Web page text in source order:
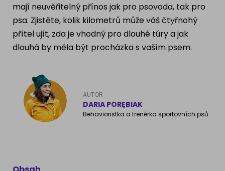
Německý ovčák
Atlas psů
mají neuvěřitelný přínos jak pro psovoda, tak pro
psa. Zjistěte, kolik kilometrů může váš čtyřnohý
přítel ujít, zda je vhodný pro dlouhé túry a jak
dlouhá by měla být procházka s vaším psem.
AUTOR
DARIA PORĘBIAK
Behavioristka a trenérka sportovních psů